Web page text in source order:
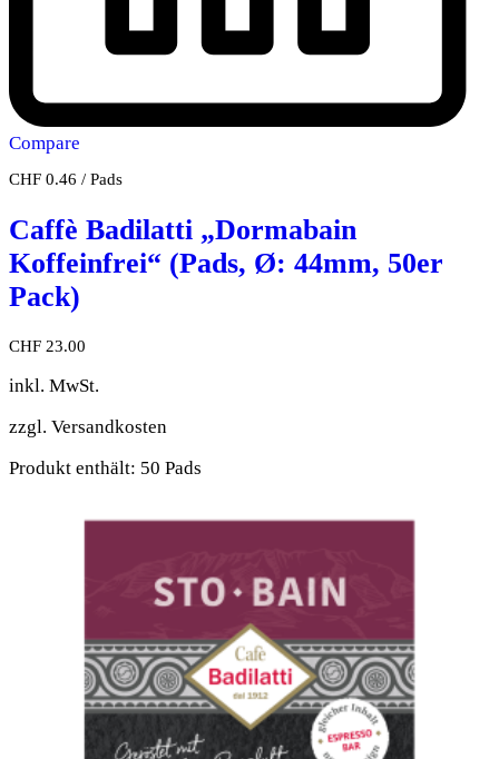
Compare
CHF 0.46 / Pads
Caffè Badilatti „Dormabain
Koffeinfrei“ (Pads, Ø: 44mm, 50er
Pack)
CHF 23.00
inkl. MwSt.
zzgl. Versandkosten
Produkt enthält: 50 Pads